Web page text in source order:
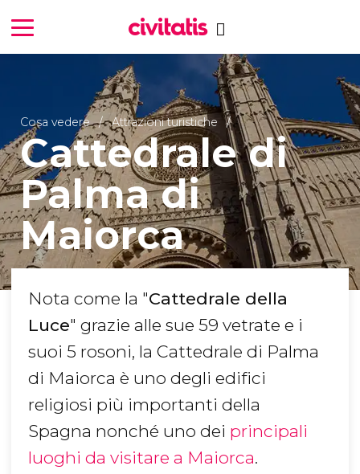
Cosa vedere Attrazioni turistiche
Cattedrale di
Palma di
Maiorca
Nota come la "Cattedrale della
Luce" grazie alle sue 59 vetrate e i
suoi 5 rosoni, la Cattedrale di Palma
di Maiorca è uno degli edifici
religiosi più importanti della
Spagna nonché uno dei principali
luoghi da visitare a Maiorca.